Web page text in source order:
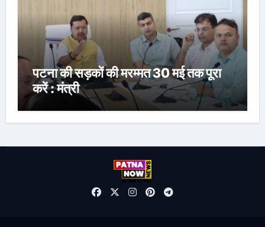
पटना की सड़कों की मरम्मत 30 मई तक पूरा
करें : मंत्री